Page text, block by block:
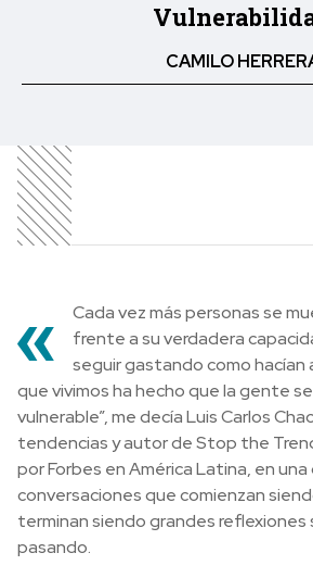
CAMILO
«
Cada vez más personas se
frente a su verdadera
seguir gastando como hacían
que vivimos ha hecho que la gente
vulnerable”, me decía Luis Carlos
tendencias y autor de Stop the
por Forbes en América Latina, en una
conversaciones que comienzan
terminan siendo grandes reflexiones
pasando.